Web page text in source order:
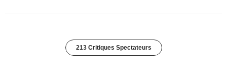
213 Critiques Spectateurs